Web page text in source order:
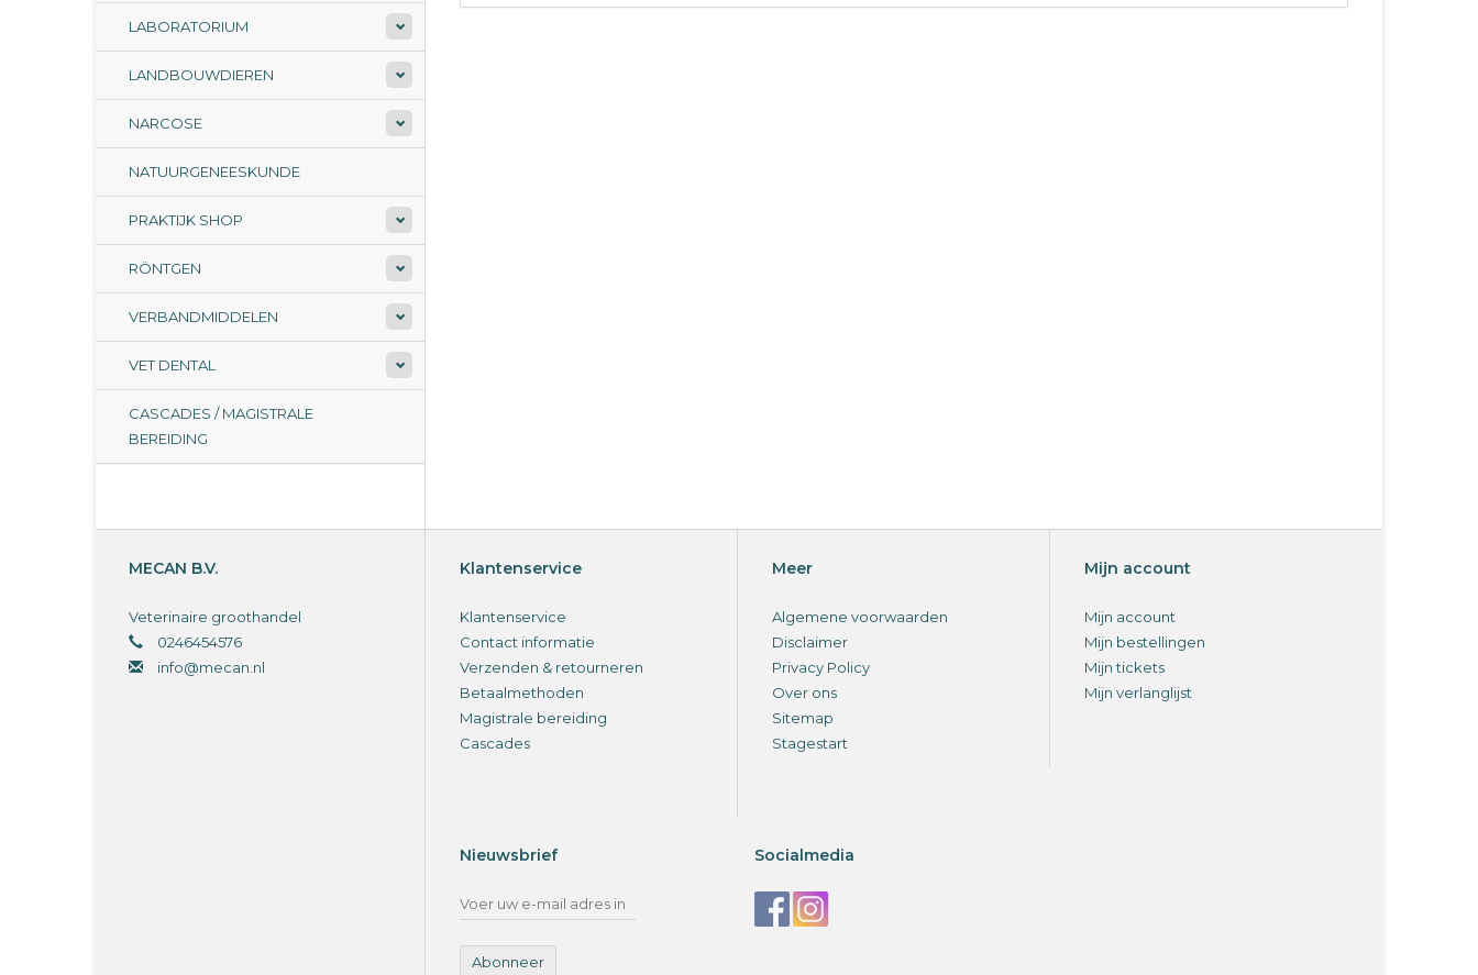
LABORATORIUM
LANDBOUWDIEREN
NARCOSE
NATUURGENEESKUNDE
PRAKTIJK SHOP
RÖNTGEN
VERBANDMIDDELEN
VET DENTAL
CASCADES / MAGISTRALE
BEREIDING
MECAN B.V.
Veterinaire groothandel
0246454576
info@mecan.nl
Klantenservice
Klantenservice
Contact informatie
Verzenden & retourneren
Betaalmethoden
Magistrale bereiding
Cascades
Meer
Algemene voorwaarden
Disclaimer
Privacy Policy
Over ons
Sitemap
Stagestart
Mijn account
Mijn account
Mijn bestellingen
Mijn tickets
Mijn verlanglijst
Nieuwsbrief
Abonneer
Socialmedia